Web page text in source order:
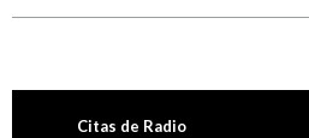
Citas de Radio